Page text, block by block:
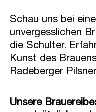
Schau uns bei
unvergesslichen
die Schulter.
Kunst des
Radeberger
Unsere